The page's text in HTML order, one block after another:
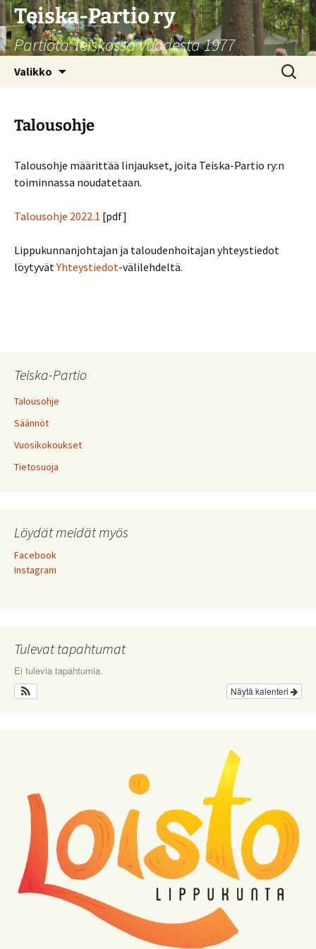
Siirry
sisältöön
Teiska-Partio ry
Partiota Teiskossa vuodesta 1977
Valikko Haku:
Talousohje
Talousohje määrittää linjaukset, joita Teiska-Partio ry:n
toiminnassa noudatetaan.
Talousohje 2022.1 [pdf]
Lippukunnanjohtajan ja taloudenhoitajan yhteystiedot
löytyvätYhteystiedot-välilehdeltä.
Teiska-Partio
Talousohje
Säännöt
Vuosikokoukset
Tietosuoja
Löydät meidät myös
Facebook
Instagram
Tulevat tapahtumat
Ei tulevia tapahtumia.
Näytä kalenteri